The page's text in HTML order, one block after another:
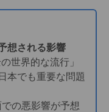
想される影響
世界的な流行」
本でも重要な問題
の悪影響が予想